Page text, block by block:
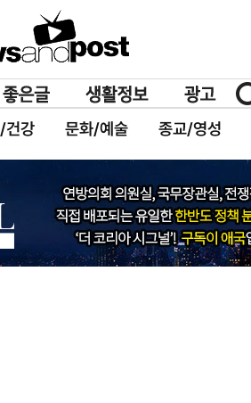
건강 문화/예술 종교/영성